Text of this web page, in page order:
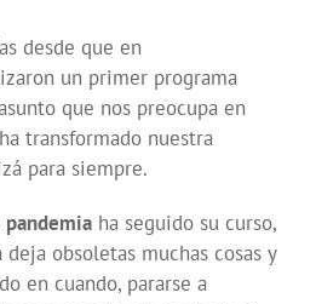
desde que en
un primer programa
que nos preocupa en
transformado nuestra
para siempre.
pandemia ha seguido su curso,
obsoletas muchas cosas y
en cuando, pararse a